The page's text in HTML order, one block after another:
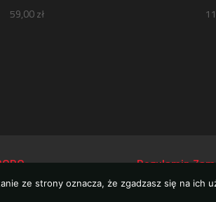
59,00zł
Regulamin
ze strony oznacza, że zgadzasz się na ich